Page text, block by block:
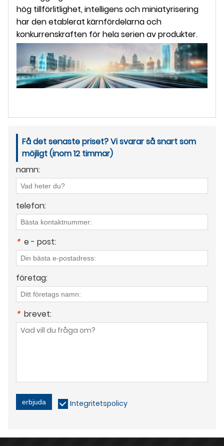
hög tillförlitlighet, intelligens och miniatyrisering
har den etablerat kärnfördelarna och
konkurrenskraften för hela serien av produkter.
Få det senaste priset? Vi svarar så snart som
möjligt (inom 12 timmar)
namn:
telefon:
* e - post:
företag:
* brevet:
erbjuda Integritetspolicy